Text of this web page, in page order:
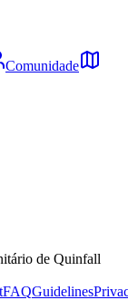
Comunidade
de Quinfall
FAQGuidelines